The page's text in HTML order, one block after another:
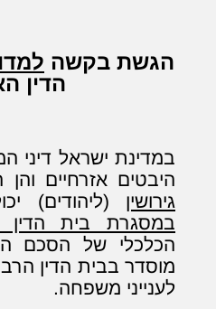
הגשת בקשה
הדין
במדינת ישראל דיני
היבטים אזרחיים
גירושין (ליהודים)
במסגרת בית הדין
הכלכלי של הסכם
מוסדר בבית הדין
לענייני משפחה.